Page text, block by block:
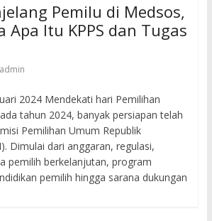
Pemilu di Medsos,
Apa Itu KPPS dan Tugas
admin
2024 Mendekati hari Pemilihan
tahun 2024, banyak persiapan telah
Pemilihan Umum Republik
Dimulai dari anggaran, regulasi,
pemilih berkelanjutan, program
pemilih hingga sarana dukungan